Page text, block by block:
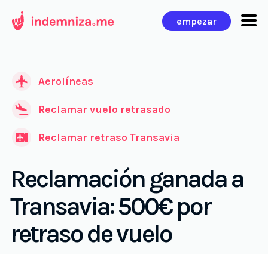
empezar
Aerolíneas
Reclamar vuelo retrasado
Reclamar retraso Transavia
Reclamación ganada a
Transavia: 500€ por
retraso de vuelo